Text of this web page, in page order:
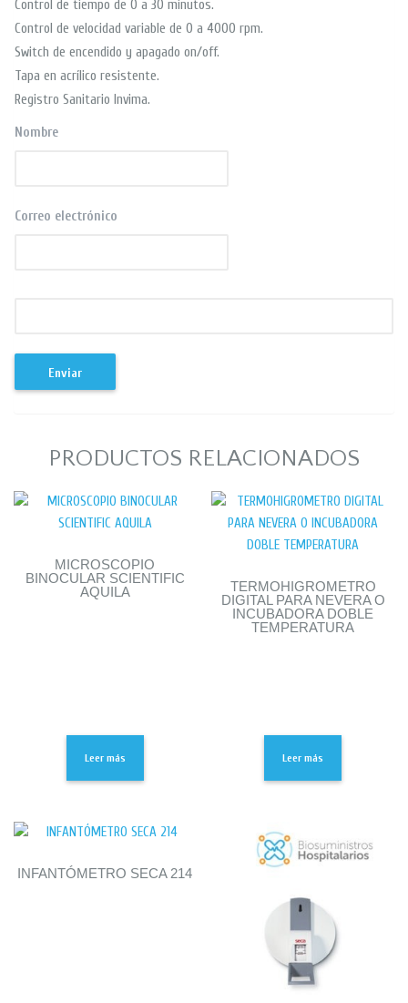
Control de tiempo de 0 a 30 minutos.
Control de velocidad variable de 0 a 4000 rpm.
Switch de encendido y apagado on/off.
Tapa en acrílico resistente.
Registro Sanitario Invima.
Nombre
Correo electrónico
PRODUCTOS RELACIONADOS
MICROSCOPIO
BINOCULAR SCIENTIFIC
AQUILA
Leer más
TERMOHIGROMETRO
DIGITAL PARA NEVERA O
INCUBADORA DOBLE
TEMPERATURA
Leer más
INFANTÓMETRO SECA 214